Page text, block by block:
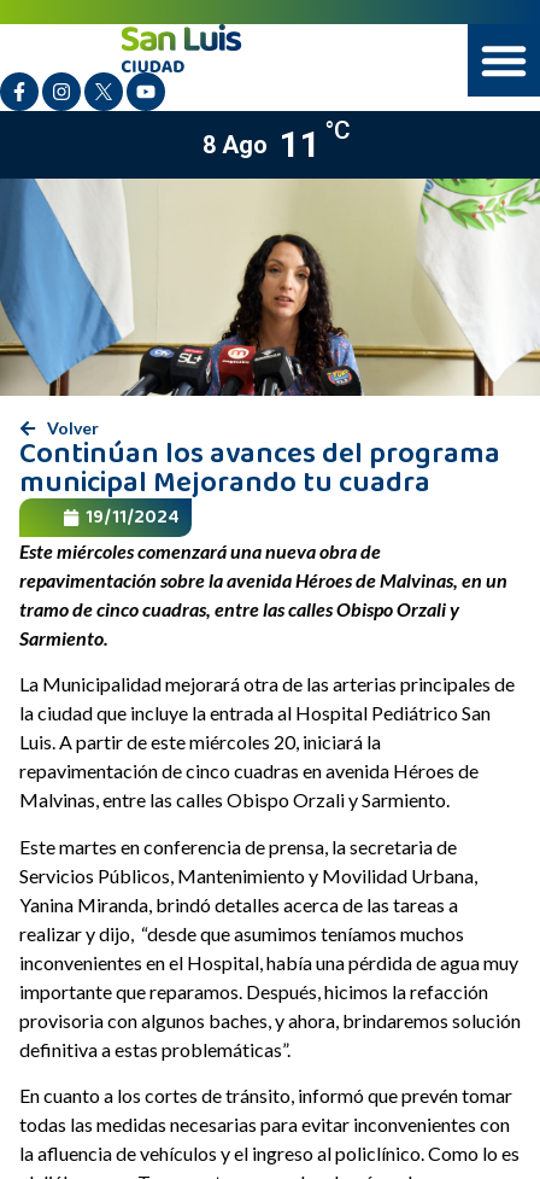
8 Ago 11 °C
Volver
Continúan los avances del programa
municipal Mejorando tu cuadra
19/11/2024
Este miércoles comenzará una nueva obra de
repavimentación sobre la avenida Héroes de Malvinas, en un
tramo de cinco cuadras, entre las calles Obispo Orzali y
Sarmiento.
La Municipalidad mejorará otra de las arterias principales de
la ciudad que incluye la entrada al Hospital Pediátrico San
Luis. A partir de este miércoles 20, iniciará la
repavimentación de cinco cuadras en avenida Héroes de
Malvinas, entre las calles Obispo Orzali y Sarmiento.
Este martes en conferencia de prensa, la secretaria de
Servicios Públicos, Mantenimiento y Movilidad Urbana,
Yanina Miranda, brindó detalles acerca de las tareas a
realizar y dijo, “desde que asumimos teníamos muchos
inconvenientes en el Hospital, había una pérdida de agua muy
importante que reparamos. Después, hicimos la refacción
provisoria con algunos baches, y ahora, brindaremos solución
definitiva a estas problemáticas”.
En cuanto a los cortes de tránsito, informó que prevén tomar
todas las medidas necesarias para evitar inconvenientes con
la afluencia de vehículos y el ingreso al policlínico. Como lo es